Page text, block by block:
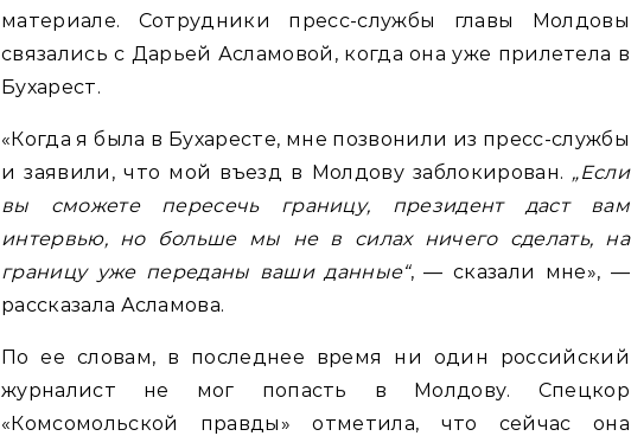
материале. Сотрудники пресс-службы главы Молдовы
связались с Дарьей Асламовой, когда она уже прилетела в
Бухарест.
«Когда я была в Бухаресте, мне позвонили из пресс-службы
и заявили, что мой въезд в Молдову заблокирован. „Если
вы сможете пересечь границу, президент даст вам
интервью, но больше мы не в силах ничего сделать, на
границу уже переданы ваши данные“, — сказали мне», —
рассказала Асламова.
По ее словам, в последнее время ни один российский
журналист не мог попасть в Молдову. Спецкор
«Комсомольской правды» отметила, что сейчас она